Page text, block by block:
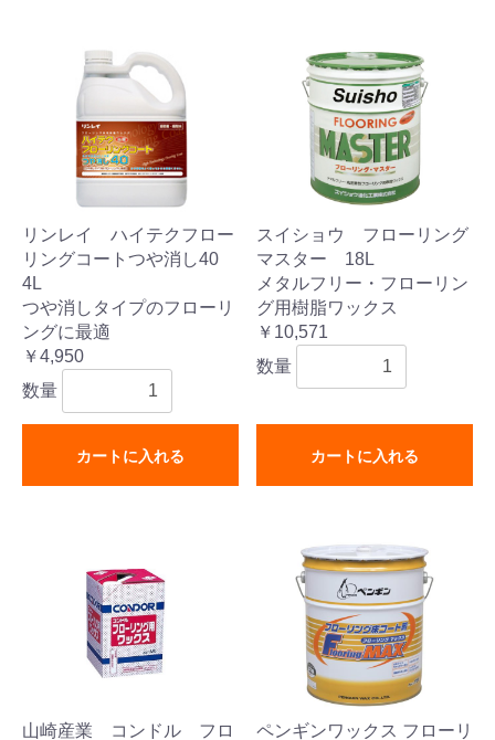
リンレイ ハイテクフロー
リングコートつや消し40
4L
つや消しタイプのフローリ
ングに最適
￥4,950
数量
カートに入れる
スイショウ フローリング
マスター 18L
メタルフリー・フローリン
グ用樹脂ワックス
￥10,571
数量
カートに入れる
山崎産業 コンドル フロ
ペンギンワックス フローリ